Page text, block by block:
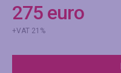
275 euro
+VAT 21%